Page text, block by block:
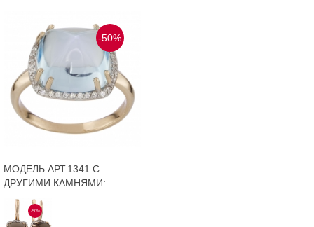
-50%
МОДЕЛЬ АРТ.1341 С
ДРУГИМИ КАМНЯМИ:
-50%